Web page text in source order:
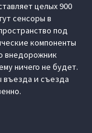
целых 900
сенсоры в
под
компоненты
внедорожник
ничего не будет.
въезда и съезда